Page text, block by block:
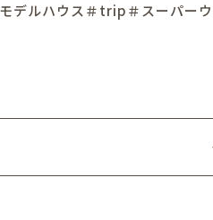
デルハウス＃trip＃スーパー